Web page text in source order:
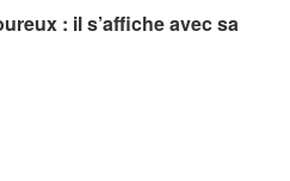
: il s’affiche avec sa